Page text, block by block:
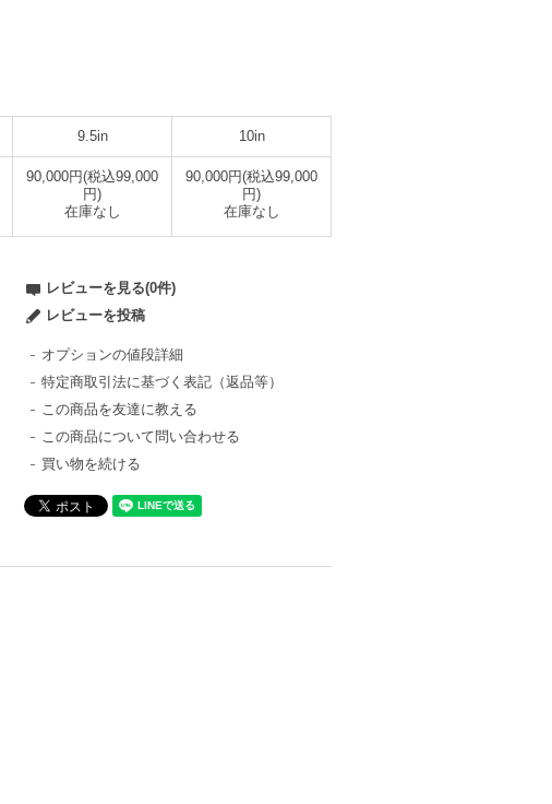
9.5in 10in
90,000円(税込99,000
円)
在庫なし
90,000円(税込99,000
円)
在庫なし
レビューを見る(0件)
レビューを投稿
オプションの値段詳細
特定商取引法に基づく表記（返品等）
この商品を友達に教える
この商品について問い合わせる
買い物を続ける